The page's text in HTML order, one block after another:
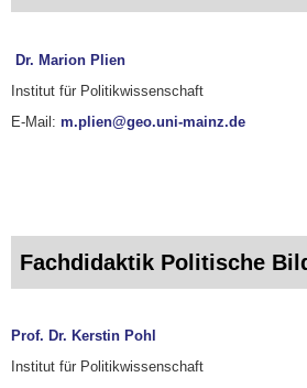
Dr. Marion Plien
Institut für Politikwissenschaft
E-Mail: m.plien@geo.uni-mainz.de
Fachdidaktik Politische
Prof. Dr. Kerstin Pohl
Institut für Politikwissenschaft